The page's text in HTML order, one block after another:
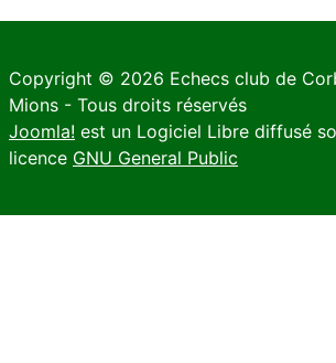
Copyright © 2026 Echecs club de
Mions - Tous droits réservés
Joomla! est un Logiciel Libre diffusé
licence GNU General Public